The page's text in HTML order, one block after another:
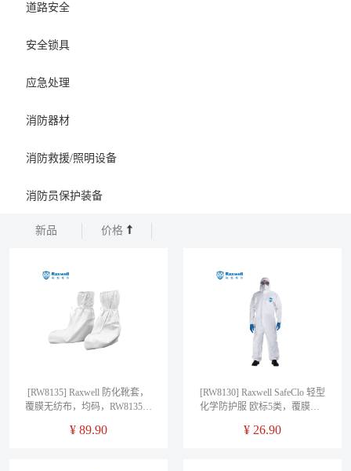
道路安全
安全锁具
应急处理
消防器材
消防救援/照明设备
消防员保护装备
新品 价格
[RW8135] Raxwell 防化靴套，
覆膜无纺布，均码，RW8135，
¥ 89.90
[RW8130] Raxwell SafeClo 轻型
化学防护服 欧标5类，覆膜，S
¥ 26.90